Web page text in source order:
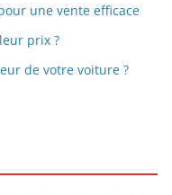
une vente efficace
prix ?
de votre voiture ?